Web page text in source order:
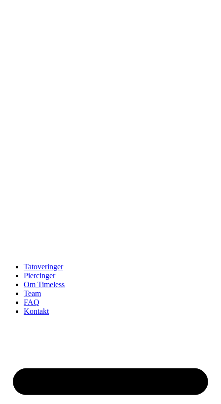
Tatoveringer
Piercinger
Om Timeless
Team
FAQ
Kontakt